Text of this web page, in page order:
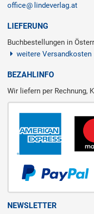
office
lindeverlag.at
LIEFERUNG
Buchbestellungen in
weitere Versandkosten
BEZAHLINFO
Wir liefern per Rechnung,
NEWSLETTER